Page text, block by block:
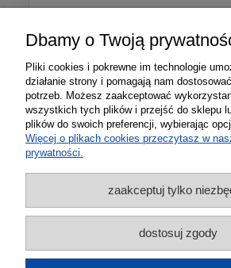
Informacje
Zakupy
Dbamy o Twoją
Pliki cookies i pokrewne im technologie
działanie strony i pomagają nam
potrzeb. Możesz zaakceptować
wszystkich tych plików i przejść do sklepu
plików do swoich preferencji, wybierając
Więcej o plikach cookies przeczytasz w
prywatności.
zaakceptuj tylko
dostosuj zgody